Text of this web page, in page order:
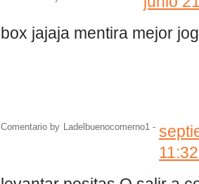
box jajaja mentira mejor
Comentario by Ladelbuenocomerno1 -